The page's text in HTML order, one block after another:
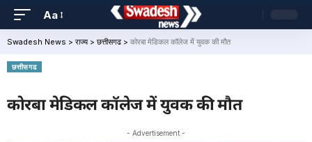
Aa
Swadesh News > राज्य> छत्तीसगढ > कोरबा मेडिकल कॉलेज में युवक की मौत
छत्तीसगढ
कोरबा मेडिकल कॉलेज में युवक की मौत
- Advertisement -